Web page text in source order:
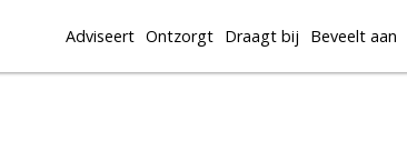
Adviseert Ontzorgt Draagt bij Beveelt aan